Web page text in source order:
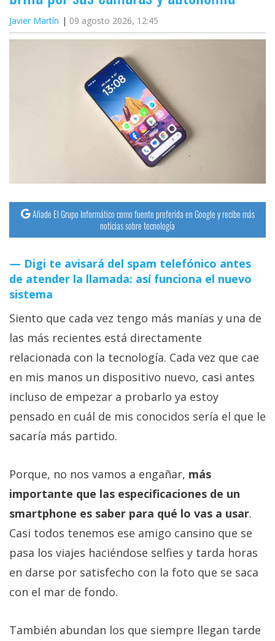
Javier Martín 09 agosto 2026, 12:45
Añade El Grupo Informático como fuente preferida en Google y recibe más
noticias sobre tecnología
Digi te avisará del spam telefónico antes
de atender la llamada: así funciona el nuevo
sistema
Siento que cada vez tengo más manías y una de
las más recientes está directamente
relacionada con la tecnología. Cada vez que cae
en mis manos un dispositivo nuevo, casi antes
incluso de empezar a probarlo ya estoy
pensado en cuál de mis conocidos sería el que le
sacaría más partido.
Porque, no nos vamos a engañar, más
importante que las especificaciones de un
smartphone es saber para qué lo vas a usar.
Casi todos tenemos ese amigo cansino que se
pasa los viajes haciéndose selfies y tarda horas
en darse por satisfecho con la foto que se saca
con el mar de fondo.
También abundan los que siempre llegan tarde